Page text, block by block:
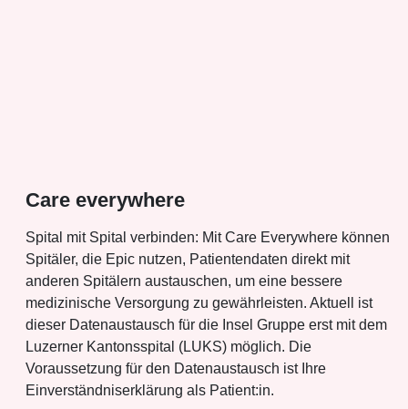
Care everywhere
Spital mit Spital verbinden: Mit Care Everywhere können
Spitäler, die Epic nutzen, Patientendaten direkt mit
anderen Spitälern austauschen, um eine bessere
medizinische Versorgung zu gewährleisten. Aktuell ist
dieser Datenaustausch für die Insel Gruppe erst mit dem
Luzerner Kantonsspital (LUKS) möglich. Die
Voraussetzung für den Datenaustausch ist Ihre
Einverständniserklärung als Patient:in.